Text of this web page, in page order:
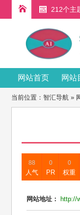
212个主
网站首页 网站
当前位置： 智汇导航 »
88
人气
0
PR
0
权重
网站地址： http://